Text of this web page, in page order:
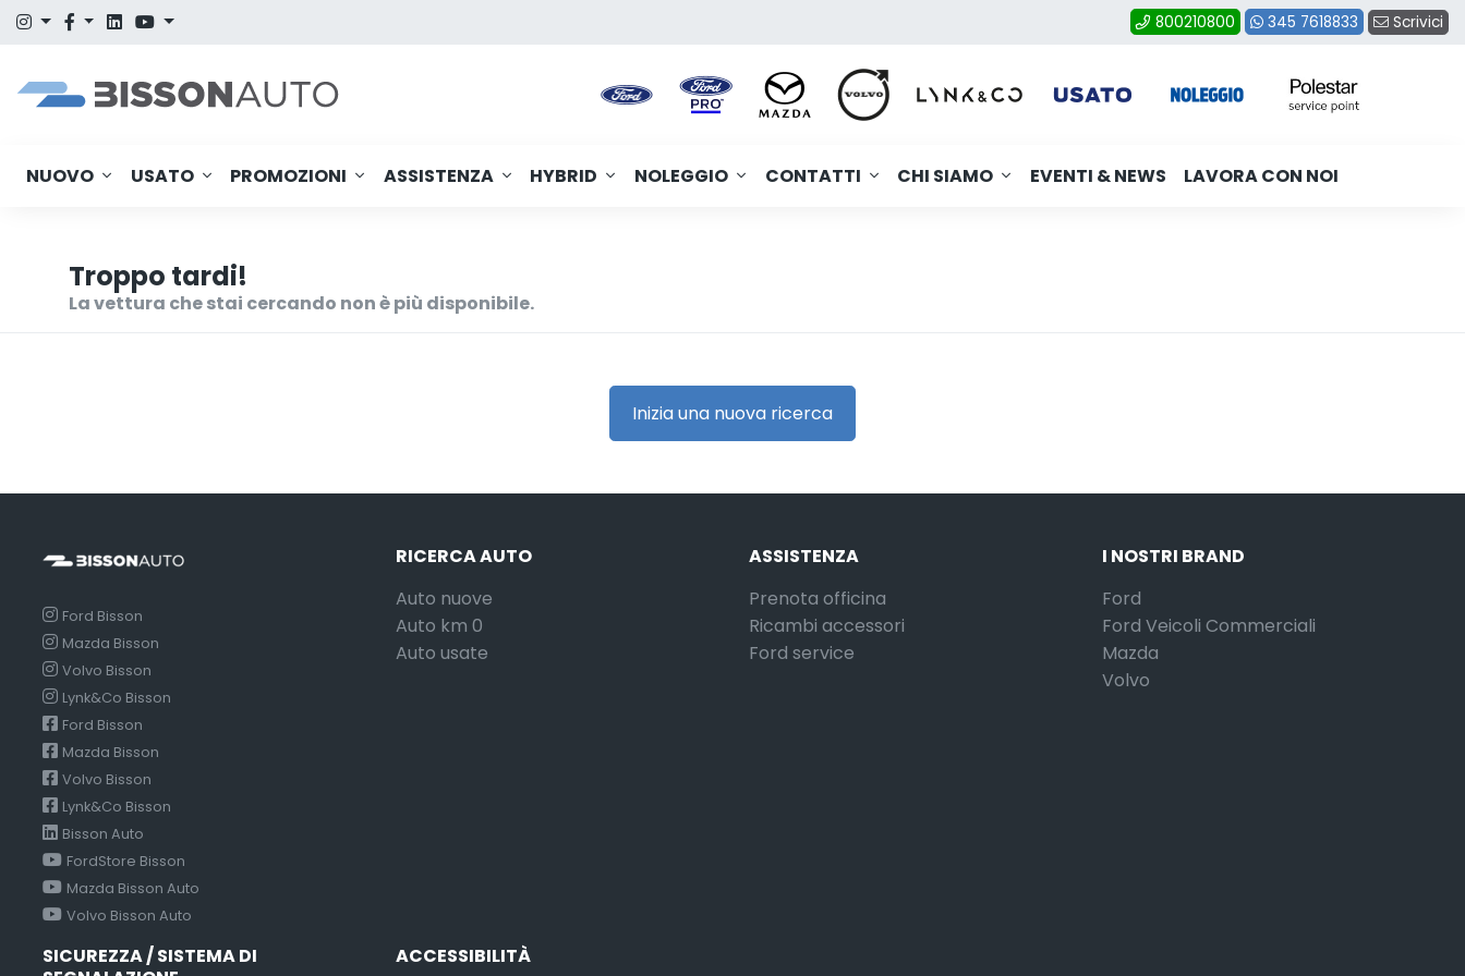
800210800 345 7618833 Scrivici
NUOVO USATO PROMOZIONI ASSISTENZA HYBRID NOLEGGIO CONTATTI CHI SIAMO EVENTI & NEWS LAVORA CON NOI
Troppo tardi!
La vettura che stai cercando non è più disponibile.
Inizia una nuova ricerca
Ford Bisson
Mazda Bisson
Volvo Bisson
Lynk&Co Bisson
Ford Bisson
Mazda Bisson
Volvo Bisson
Lynk&Co Bisson
Bisson Auto
FordStore Bisson
Mazda Bisson Auto
Volvo Bisson Auto
RICERCA AUTO
Auto nuove
Auto km 0
Auto usate
ASSISTENZA
Prenota officina
Ricambi accessori
Ford service
I NOSTRI BRAND
Ford
Ford Veicoli Commerciali
Mazda
Volvo
SICUREZZA / SISTEMA DI
ACCESSIBILITÀ